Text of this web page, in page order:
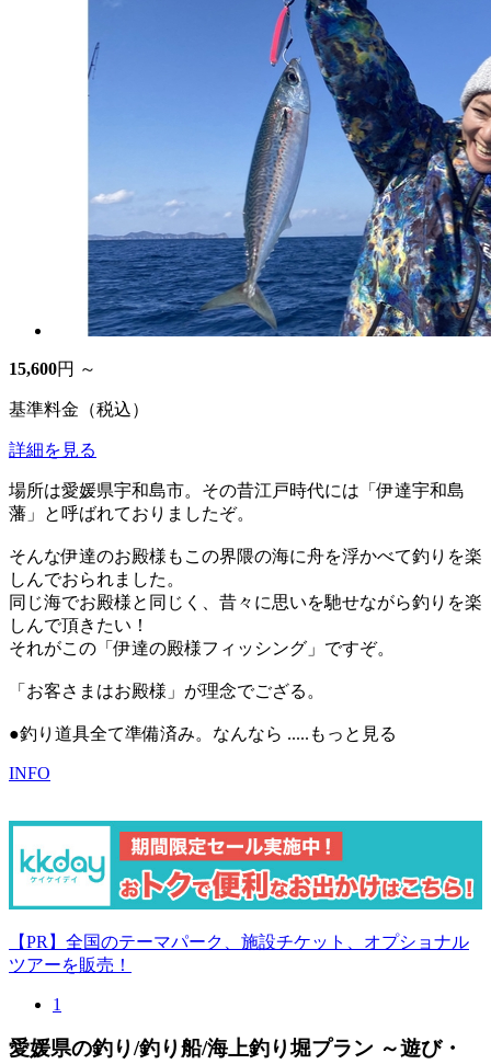
15,600円 ～
基準料金（税込）
詳細を見る
場所は愛媛県宇和島市。その昔江戸時代には「伊達宇和島
藩」と呼ばれておりましたぞ。
そんな伊達のお殿様もこの界隈の海に舟を浮かべて釣りを楽
しんでおられました。
同じ海でお殿様と同じく、昔々に思いを馳せながら釣りを楽
しんで頂きたい！
それがこの「伊達の殿様フィッシング」ですぞ。
「お客さまはお殿様」が理念でござる。
●釣り道具全て準備済み。なんなら .....もっと見る
INFO
【PR】全国のテーマパーク、施設チケット、オプショナル
ツアーを販売！
1
愛媛県の釣り/釣り船/海上釣り堀プラン ～遊び・